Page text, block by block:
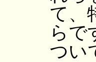
て、
らで
つい